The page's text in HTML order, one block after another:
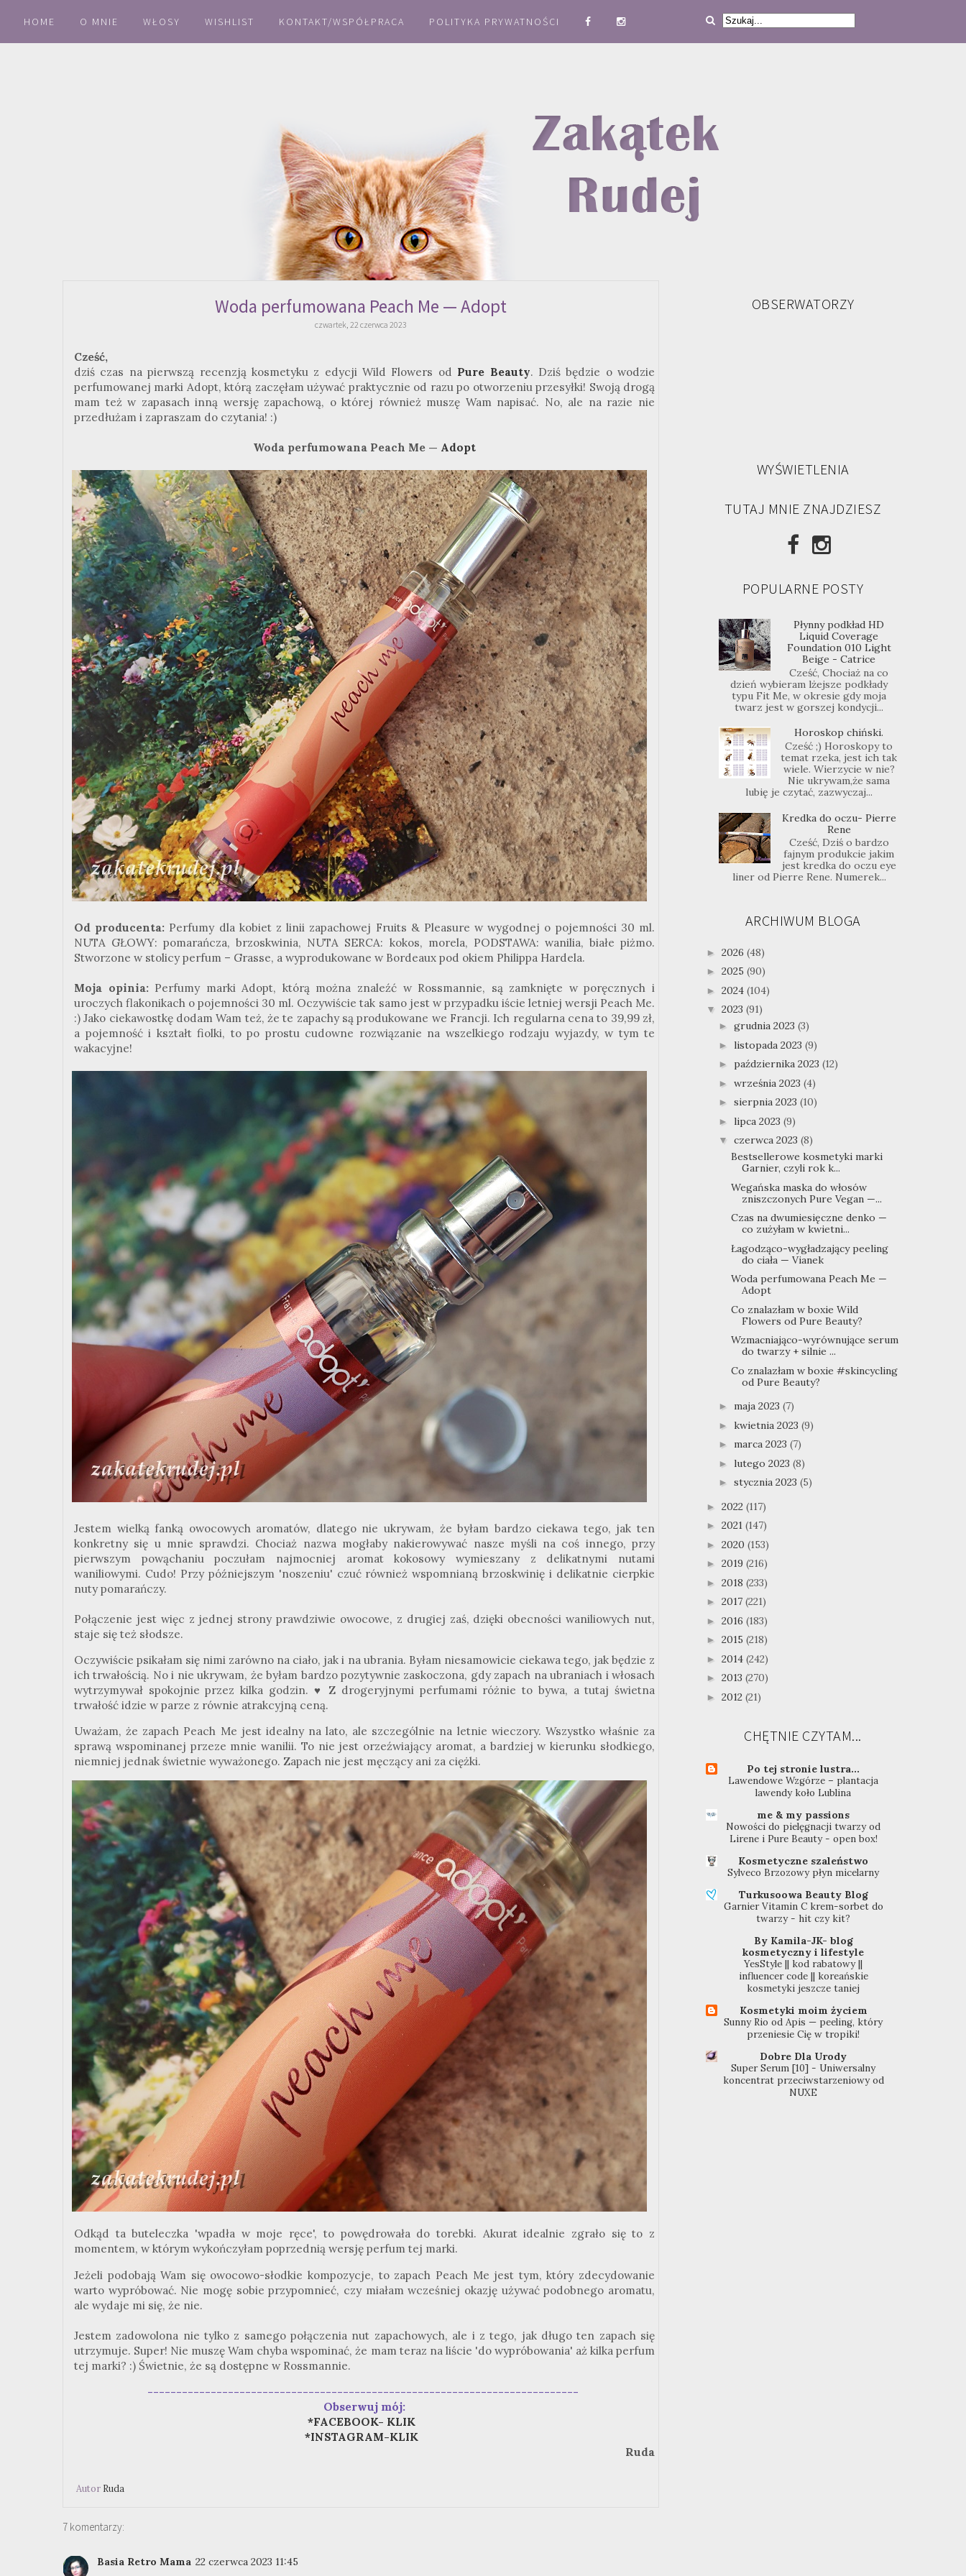
HOME O MNIE WŁOSY WISHLIST KONTAKT/WSPÓŁPRACA POLITYKA PRYWATNOŚCI
Woda perfumowana Peach Me — Adopt
czwartek, 22 czerwca 2023
Cześć,
dziś czas na pierwszą recenzją kosmetyku z edycji Wild Flowers od Pure Beauty. Dziś będzie o wodzie
perfumowanej marki Adopt, którą zaczęłam używać praktycznie od razu po otworzeniu przesyłki! Swoją drogą
mam też w zapasach inną wersję zapachową, o której również muszę Wam napisać. No, ale na razie nie
przedłużam i zapraszam do czytania! :)
Woda perfumowana Peach Me — Adopt
Od producenta: Perfumy dla kobiet z linii zapachowej Fruits & Pleasure w wygodnej o pojemności 30 ml.
NUTA GŁOWY: pomarańcza, brzoskwinia, NUTA SERCA: kokos, morela, PODSTAWA: wanilia, białe piżmo.
Stworzone w stolicy perfum – Grasse, a wyprodukowane w Bordeaux pod okiem Philippa Hardela.
Moja opinia: Perfumy marki Adopt, którą można znaleźć w Rossmannie, są zamknięte w poręcznych i
uroczych flakonikach o pojemności 30 ml. Oczywiście tak samo jest w przypadku iście letniej wersji Peach Me.
:) Jako ciekawostkę dodam Wam też, że te zapachy są produkowane we Francji. Ich regularna cena to 39,99 zł,
a pojemność i kształt fiolki, to po prostu cudowne rozwiązanie na wszelkiego rodzaju wyjazdy, w tym te
wakacyjne!
Jestem wielką fanką owocowych aromatów, dlatego nie ukrywam, że byłam bardzo ciekawa tego, jak ten
konkretny się u mnie sprawdzi. Chociaż nazwa mogłaby nakierowywać nasze myśli na coś innego, przy
pierwszym powąchaniu poczułam najmocniej aromat kokosowy wymieszany z delikatnymi nutami
waniliowymi. Cudo! Przy późniejszym 'noszeniu' czuć również wspomnianą brzoskwinię i delikatnie cierpkie
nuty pomarańczy.
Połączenie jest więc z jednej strony prawdziwie owocowe, z drugiej zaś, dzięki obecności waniliowych nut,
staje się też słodsze.
Oczywiście psikałam się nimi zarówno na ciało, jak i na ubrania. Byłam niesamowicie ciekawa tego, jak będzie z
ich trwałością. No i nie ukrywam, że byłam bardzo pozytywnie zaskoczona, gdy zapach na ubraniach i włosach
wytrzymywał spokojnie przez kilka godzin. ♥ Z drogeryjnymi perfumami różnie to bywa, a tutaj świetna
trwałość idzie w parze z równie atrakcyjną ceną.
Uważam, że zapach Peach Me jest idealny na lato, ale szczególnie na letnie wieczory. Wszystko właśnie za
sprawą wspominanej przeze mnie wanilii. To nie jest orzeźwiający aromat, a bardziej w kierunku słodkiego,
niemniej jednak świetnie wyważonego. Zapach nie jest męczący ani za ciężki.
Odkąd ta buteleczka 'wpadła w moje ręce', to powędrowała do torebki. Akurat idealnie zgrało się to z
momentem, w którym wykończyłam poprzednią wersję perfum tej marki.
Jeżeli podobają Wam się owocowo-słodkie kompozycje, to zapach Peach Me jest tym, który zdecydowanie
warto wypróbować. Nie mogę sobie przypomnieć, czy miałam wcześniej okazję używać podobnego aromatu,
ale wydaje mi się, że nie.
Jestem zadowolona nie tylko z samego połączenia nut zapachowych, ale i z tego, jak długo ten zapach się
utrzymuje. Super! Nie muszę Wam chyba wspominać, że mam teraz na liście 'do wypróbowania' aż kilka perfum
tej marki? :) Świetnie, że są dostępne w Rossmannie.
---------------------------------------------------------------------------
Obserwuj mój:
*FACEBOOK- KLIK
*INSTAGRAM-KLIK
Ruda
Autor Ruda
7 komentarzy:
Basia Retro Mama 22 czerwca 2023 11:45
OBSERWATORZY
WYŚWIETLENIA
TUTAJ MNIE ZNAJDZIESZ
POPULARNE POSTY
Płynny podkład HD
Liquid Coverage
Foundation 010 Light
Beige - Catrice
Cześć, Chociaż na co
dzień wybieram lżejsze podkłady
typu Fit Me, w okresie gdy moja
twarz jest w gorszej kondycji...
Horoskop chiński.
Cześć ;) Horoskopy to
temat rzeka, jest ich tak
wiele. Wierzycie w nie?
Nie ukrywam,że sama
lubię je czytać, zazwyczaj...
Kredka do oczu- Pierre
Rene
Cześć, Dziś o bardzo
fajnym produkcie jakim
jest kredka do oczu eye
liner od Pierre Rene. Numerek...
ARCHIWUM BLOGA
► 2026 (48)
► 2025 (90)
► 2024 (104)
▼ 2023 (91)
► grudnia 2023 (3)
► listopada 2023 (9)
► października 2023 (12)
► września 2023 (4)
► sierpnia 2023 (10)
► lipca 2023 (9)
▼ czerwca 2023 (8)
Bestsellerowe kosmetyki marki
Garnier, czyli rok k...
Wegańska maska do włosów
zniszczonych Pure Vegan —...
Czas na dwumiesięczne denko —
co zużyłam w kwietni...
Łagodząco-wygładzający peeling
do ciała — Vianek
Woda perfumowana Peach Me —
Adopt
Co znalazłam w boxie Wild
Flowers od Pure Beauty?
Wzmacniająco-wyrównujące serum
do twarzy + silnie ...
Co znalazłam w boxie #skincycling
od Pure Beauty?
► maja 2023 (7)
► kwietnia 2023 (9)
► marca 2023 (7)
► lutego 2023 (8)
► stycznia 2023 (5)
► 2022 (117)
► 2021 (147)
► 2020 (153)
► 2019 (216)
► 2018 (233)
► 2017 (221)
► 2016 (183)
► 2015 (218)
► 2014 (242)
► 2013 (270)
► 2012 (21)
CHĘTNIE CZYTAM...
Po tej stronie lustra...
Lawendowe Wzgórze – plantacja
lawendy koło Lublina
me & my passions
Nowości do pielęgnacji twarzy od
Lirene i Pure Beauty - open box!
Kosmetyczne szaleństwo
Sylveco Brzozowy płyn micelarny
Turkusoowa Beauty Blog
Garnier Vitamin C krem-sorbet do
twarzy - hit czy kit?
By Kamila-JK- blog
kosmetyczny i lifestyle
YesStyle || kod rabatowy ||
influencer code || koreańskie
kosmetyki jeszcze taniej
Kosmetyki moim życiem
Sunny Rio od Apis — peeling, który
przeniesie Cię w tropiki!
Dobre Dla Urody
Super Serum [10] - Uniwersalny
koncentrat przeciwstarzeniowy od
NUXE